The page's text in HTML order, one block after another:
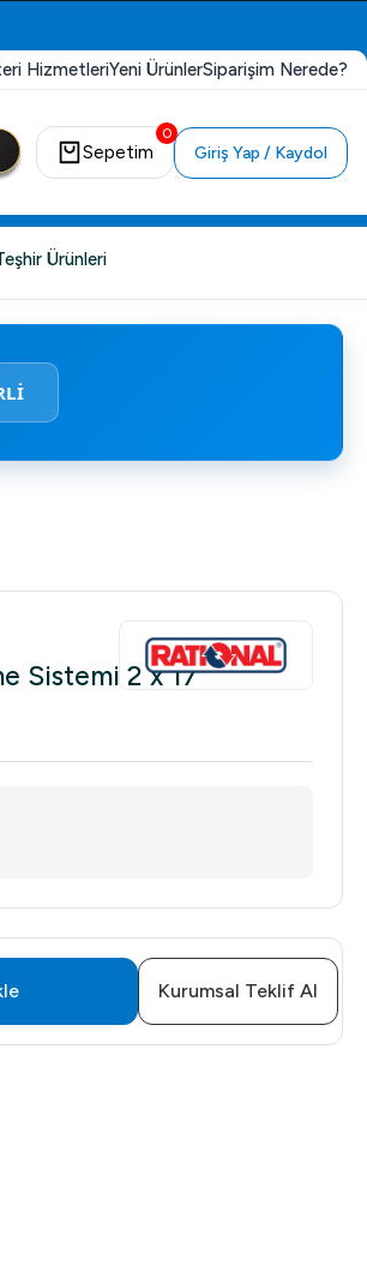
HizmetleriYeni ÜrünlerSiparişim Nerede?
0
Sepetim Giriş Yap / Kaydol
Ürünleri
Sistemi 2 x 17
Kurumsal Teklif Al